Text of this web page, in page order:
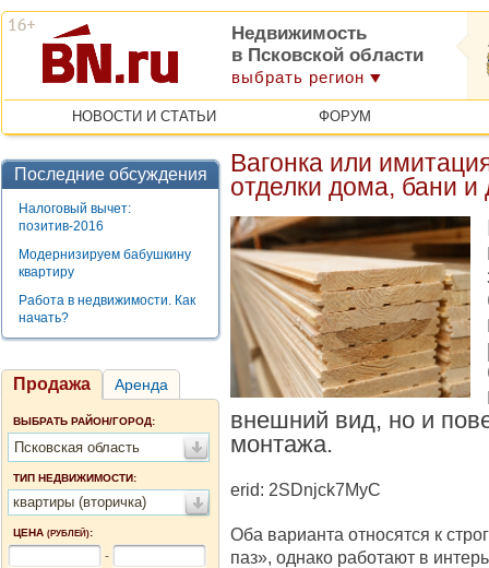
Недвижимость
в Псковской области
выбрать регион
НОВОСТИ И СТАТЬИ ФОРУМ
Последние обсуждения
Налоговый вычет:
позитив-2016
Модернизируем бабушкину
квартиру
Работа в недвижимости. Как
начать?
Продажа Аренда
ВЫБРАТЬ РАЙОН/ГОРОД:
Псковская область
ТИП НЕДВИЖИМОСТИ:
квартиры (вторичка)
ЦЕНА (РУБЛЕЙ):
-
Вагонка или
отделки дома, бани и
внешний вид, но и
монтажа.
erid: 2SDnjck7MyC
Оба варианта относятся к
паз», однако работают в